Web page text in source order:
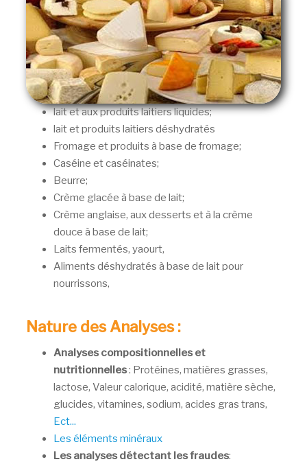
lait et aux produits laitiers liquides;
lait et produits laitiers déshydratés
Fromage et produits à base de fromage;
Caséine et caséinates;
Beurre;
Crème glacée à base de lait;
Crème anglaise, aux desserts et à la crème
douce à base de lait;
Laits fermentés, yaourt,
Aliments déshydratés à base de lait pour
nourrissons,
Nature des Analyses :
Analyses compositionnelles et
nutritionnelles: Protéines, matières grasses,
lactose, Valeur calorique, acidité, matière sèche,
glucides, vitamines, sodium, acides gras trans,
Ect...
Les éléments minéraux
Les analyses détectant les fraudes: